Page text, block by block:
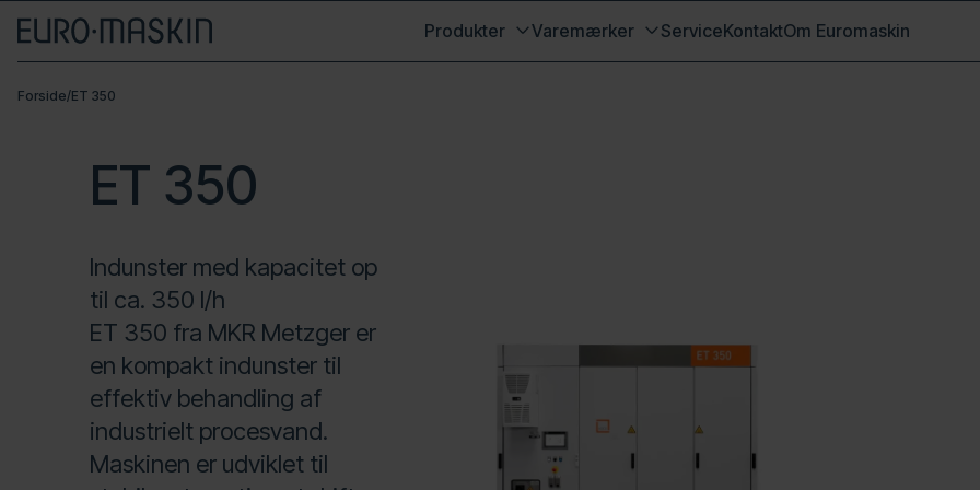
Produkter Varemærker ServiceKontaktOm Euromaskin
Forside/ET 350
ET 350
Indunster med kapacitet op
til ca. 350 l/h
ET 350 fra MKR Metzger er
en kompakt indunster til
effektiv behandling af
industrielt procesvand.
Maskinen er udviklet til